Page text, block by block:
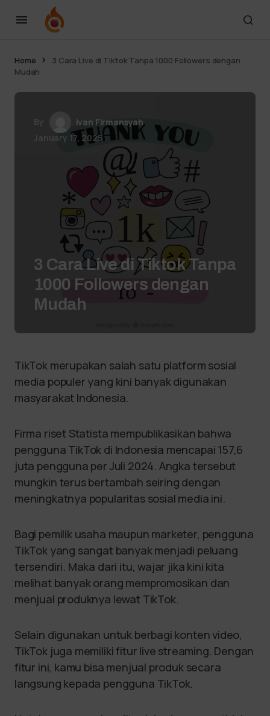
Home
3 Cara Live di Tiktok Tanpa 1000 Followers dengan
Mudah
Ivan Firmansyah
January 17, 2025
3 Cara Live di Tiktok Tanpa
1000 Followers dengan
Mudah
TikTok merupakan salah satu platform sosial
media populer yang kini banyak digunakan
masyarakat Indonesia.
Firma riset Statista mempublikasikan bahwa
pengguna TikTok di Indonesia mencapai 157,6
juta pengguna per Juli 2024. Angka tersebut
mungkin terus bertambah seiring dengan
meningkatnya popularitas sosial media ini.
Bagi pemilik usaha maupun marketer, pengguna
TikTok yang sangat banyak menjadi peluang
tersendiri. Maka dari itu, wajar jika kini kita
melihat banyak orang mempromosikan dan
menjual produknya lewat TikTok.
Selain digunakan untuk berbagi konten video,
TikTok juga memiliki fitur live streaming. Dengan
fitur ini, kamu bisa menjual produk secara
langsung kepada pengguna TikTok.